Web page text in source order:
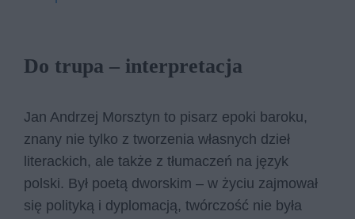
Do trupa – interpretacja
Jan Andrzej Morsztyn to pisarz epoki baroku,
znany nie tylko z tworzenia własnych dzieł
literackich, ale także z tłumaczeń na język
polski. Był poetą dworskim – w życiu zajmował
się polityką i dyplomacją, twórczość nie była